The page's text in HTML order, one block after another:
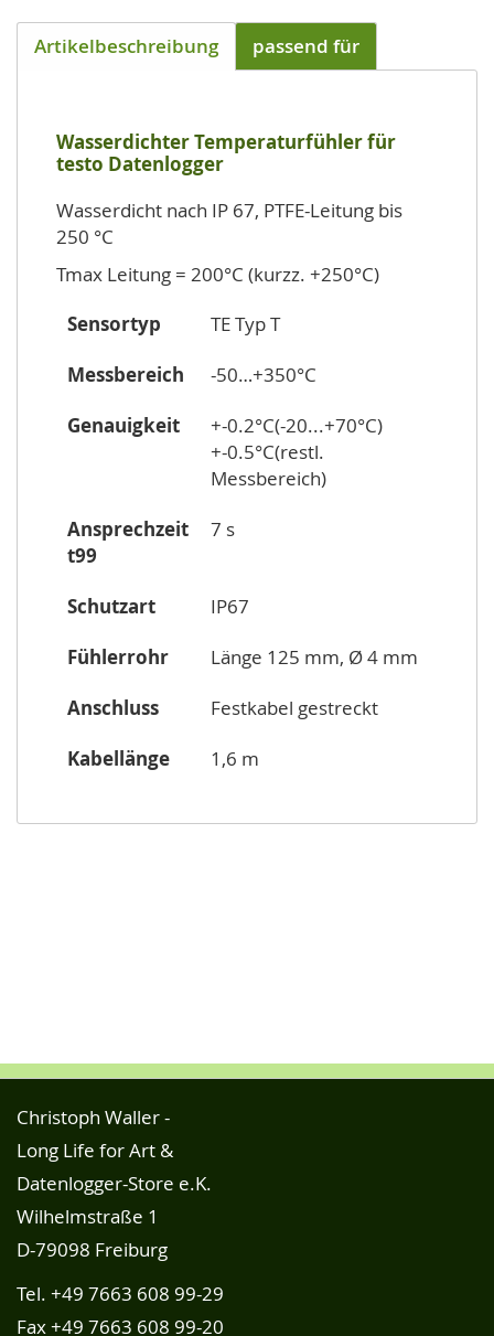
Artikelbeschreibung passend für
Wasserdichter Temperaturfühler für
testo Datenlogger
Wasserdicht nach IP 67, PTFE-Leitung bis
250 °C
Tmax Leitung = 200°C (kurzz. +250°C)
Sensortyp
TE Typ T
Messbereich
-50…+350°C
Genauigkeit
+-0.2°C(-20...+70°C)
+-0.5°C(restl.
Messbereich)
Ansprechzeit
t99
7 s
Schutzart
IP67
Fühlerrohr
Länge 125 mm, Ø 4 mm
Anschluss
Festkabel gestreckt
Kabellänge
1,6 m
Christoph Waller -
Long Life for Art &
Datenlogger-Store e.K.
Wilhelmstraße 1
D-79098 Freiburg
Tel. +49 7663 608 99-29
Fax +49 7663 608 99-20